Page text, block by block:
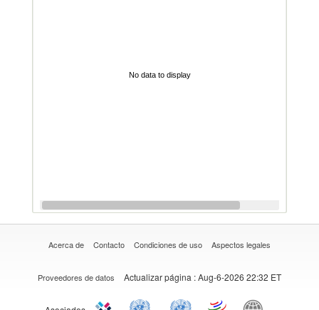
No data to display
Acerca de Contacto Condiciones de uso Aspectos legales
Proveedores de datos Actualizar página : Aug-6-2026 22:32 ET